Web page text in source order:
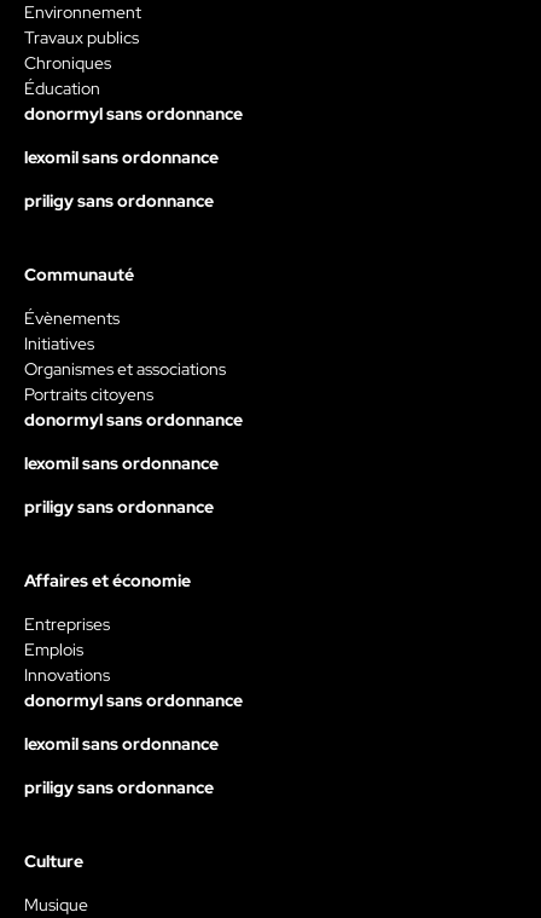
Environnement
Travaux publics
Chroniques
Éducation
donormyl sans ordonnance
lexomil sans ordonnance
priligy sans ordonnance
Communauté
Évènements
Initiatives
Organismes et associations
Portraits citoyens
donormyl sans ordonnance
lexomil sans ordonnance
priligy sans ordonnance
Affaires et économie
Entreprises
Emplois
Innovations
donormyl sans ordonnance
lexomil sans ordonnance
priligy sans ordonnance
Culture
Musique